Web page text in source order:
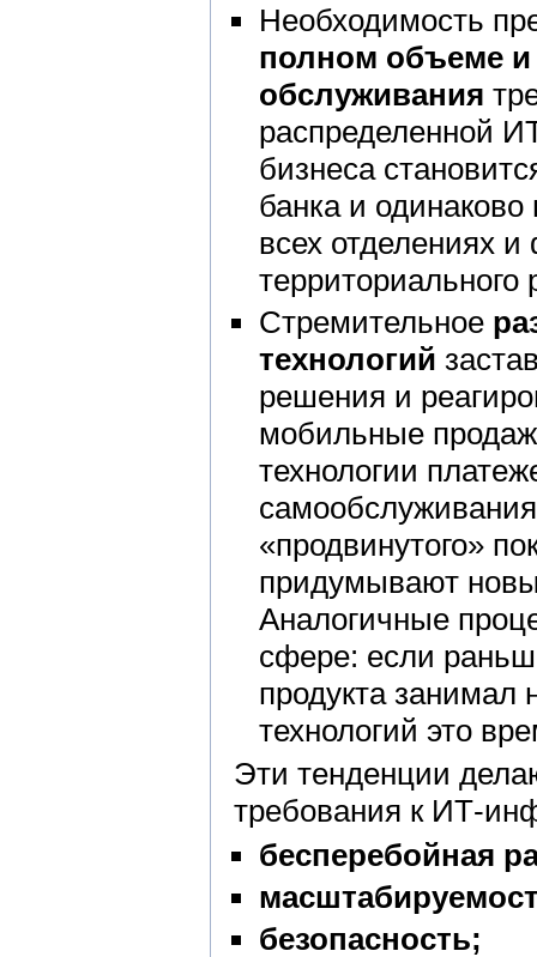
Необходимость
полном объеме и
обслуживания
распределенной
бизнеса
банка и одинаково
всех отделениях
территориального
Стремительное
технологий
решения и
мобильные
технологии
«продвинутого»
придумывают
Аналогичные
сфере: если
продукта занимал
технологий это
Эти тенденции
требования к ИТ-
бесперебойная
безопасность;